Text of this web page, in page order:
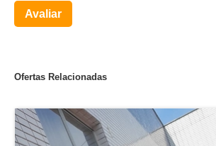
Avaliar
Ofertas Relacionadas